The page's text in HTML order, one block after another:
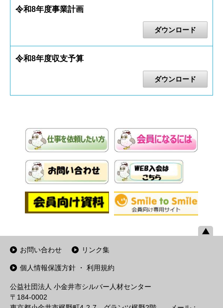
令和8年度事業計画
ダウンロード
令和8年度収支予算
ダウンロード
お問い合わせ リンク集
個人情報保護方針 ・ 利用規約
公益社団法人 小金井市シルバー人材センター
〒184-0002